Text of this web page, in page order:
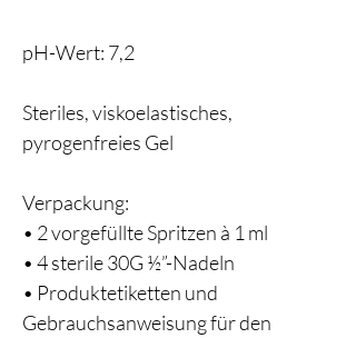
pH-Wert: 7,2
Steriles, viskoelastisches,
pyrogenfreies Gel
Verpackung:
• 2 vorgefüllte Spritzen à 1 ml
• 4 sterile 30G ½”-Nadeln
• Produktetiketten und
Gebrauchsanweisung für den